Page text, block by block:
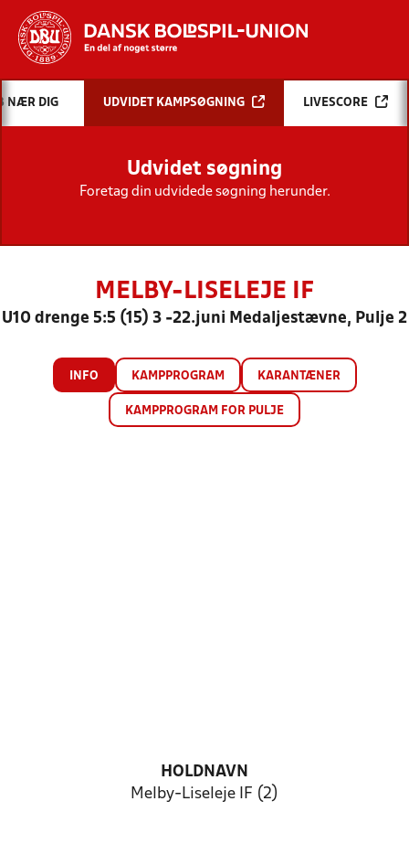
Hvad vil du søge efter?
INDHOLD OG NYHEDER
STILLINGER, RESULTATER, KLUBBER OG
HOLD
NÆR DIG UDVIDET KAMPSØGNING LIVESCORE
Udvidet søgning
Foretag din udvidede søgning herunder.
MELBY-LISELEJE IF
U10 drenge 5:5 (15) 3 -22.juni Medaljestævne, Pulje 2
INFO KAMPPROGRAM KARANTÆNER
KAMPPROGRAM FOR PULJE
HOLDNAVN
Melby-Liseleje IF (2)